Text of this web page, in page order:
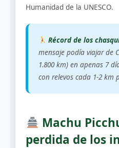
Humanidad de la UNESCO.
Récord de los
mensaje podía viajar de
1.800 km) en apenas 7
con relevos cada 1-2 km
Machu
perdida de los